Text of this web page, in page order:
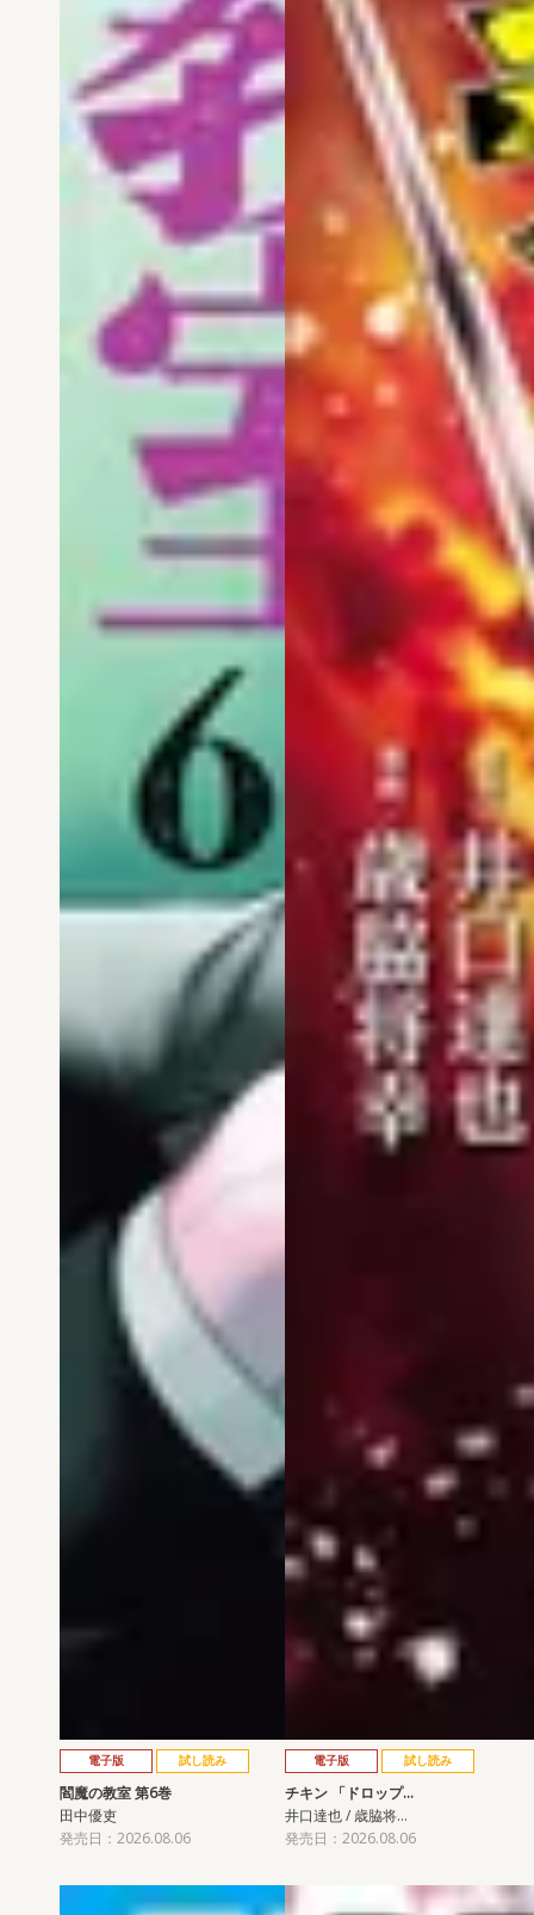
電子版 試し読み
閻魔の教室 第6巻
田中優吏
発売日：2026.08.06
電子版 試し読み
チキン 「ドロップ…
井口達也 / 歳脇将…
発売日：2026.08.06